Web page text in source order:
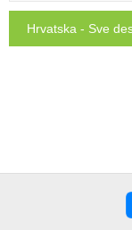
Hrvatska - Sve